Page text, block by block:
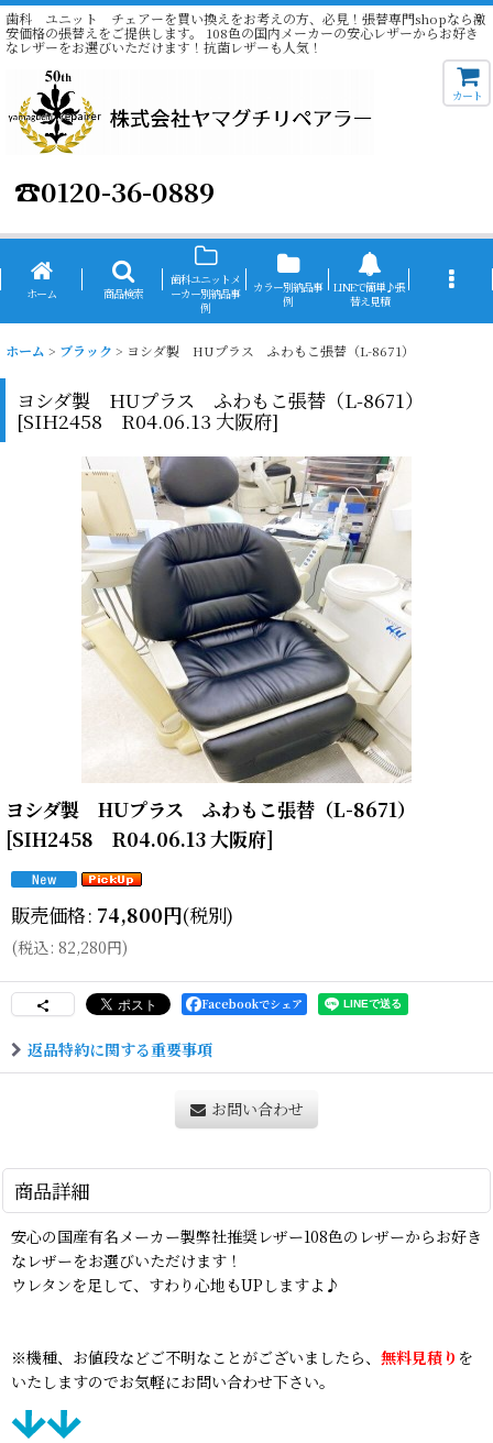
歯科 ユニット チェアーを買い換えをお考えの方、必見！張替専門shopなら激
安価格の張替えをご提供します。 108色の国内メーカーの安心レザーからお好き
なレザーをお選びいただけます！抗菌レザーも人気！
☎0120-36-0889
カート
ホーム 商品検索
歯科ユニットメ
ーカー別納品事
例
カラー別納品事
例
LINEで簡単♪張
替え見積
ホーム > ブラック > ヨシダ製 HUプラス ふわもこ張替（L-8671）
ヨシダ製 HUプラス ふわもこ張替（L-8671）
[SIH2458 R04.06.13 大阪府]
ヨシダ製 HUプラス ふわもこ張替（L-8671）
[SIH2458 R04.06.13 大阪府]
販売価格: 74,800円(税別)
(税込: 82,280円)
Facebookでシェア
返品特約に関する重要事項
お問い合わせ
商品詳細
安心の国産有名メーカー製弊社推奨レザー108色のレザーからお好き
なレザーをお選びいただけます！
ウレタンを足して、すわり心地もUPしますよ♪
※機種、お値段などご不明なことがございましたら、 無料見積り を
いたしますのでお気軽にお問い合わせ下さい。